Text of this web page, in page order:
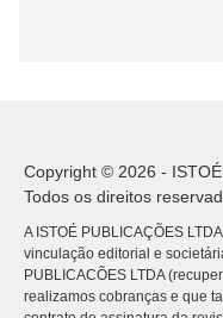
Copyright © 2026 -
Todos os direitos
A ISTOÉ PUBLICAÇÕES
vinculação editorial e
PUBLICACÕES LTDA
realizamos cobranças e que